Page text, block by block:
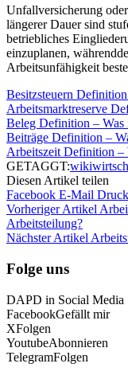
Unfallversicherung
längerer Dauer sind
betriebliches
einzuplanen,
Arbeitsunfähigkeit
Besitzsteuern
Arbeitsmarktreserve
Beleg Definition – Was
Beiträge Definition –
Arbeitszeit Definition –
GETAGGT:wiki
Diesen Artikel teilen
Facebook E-Mail
Vorheriger Artikel
Arbeitsteilung?
Nächster Artikel
Folge uns
DAPD in Social Media
FacebookGefällt mir
XFolgen
YoutubeAbonnieren
TelegramFolgen